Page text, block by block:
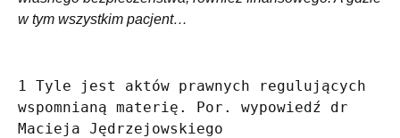
w tym wszystkim pacjent…
1 Tyle jest aktów prawnych regulujących
wspomnianą materię. Por. wypowiedź dr
Macieja Jędrzejowskiego